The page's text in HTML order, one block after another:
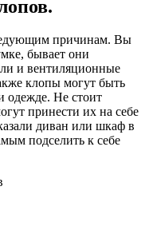
причинам. Вы
бывает они
и вентиляционные
клопы могут быть
одежде. Не стоит
принести их на себе
диван или шкаф в
подселить к себе